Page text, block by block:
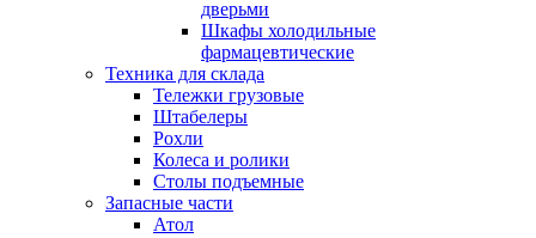
дверьми
Шкафы холодильные
фармацевтические
Техника для склада
Тележки грузовые
Штабелеры
Рохли
Колеса и ролики
Столы подъемные
Запасные части
Атол